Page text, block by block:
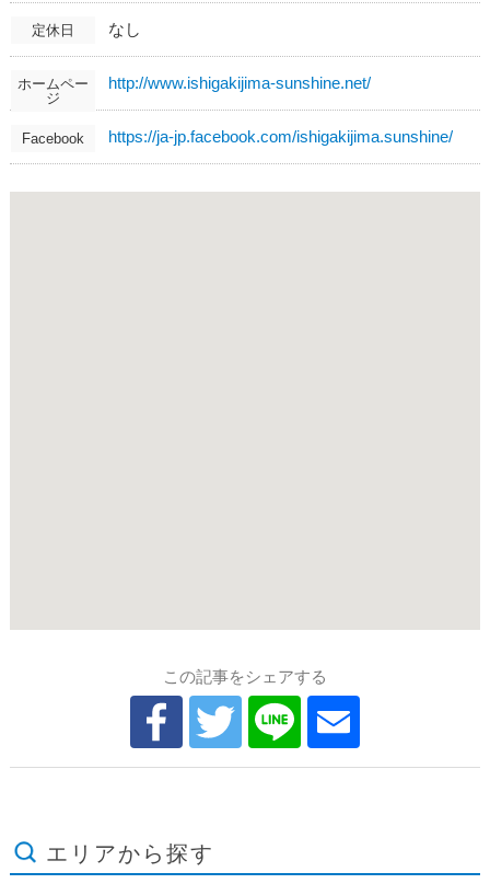
定休日 なし
ホームペー
ジ
http://www.ishigakijima-sunshine.net/
Facebook https://ja-jp.facebook.com/ishigakijima.sunshine/
この記事をシェアする
エリアから探す